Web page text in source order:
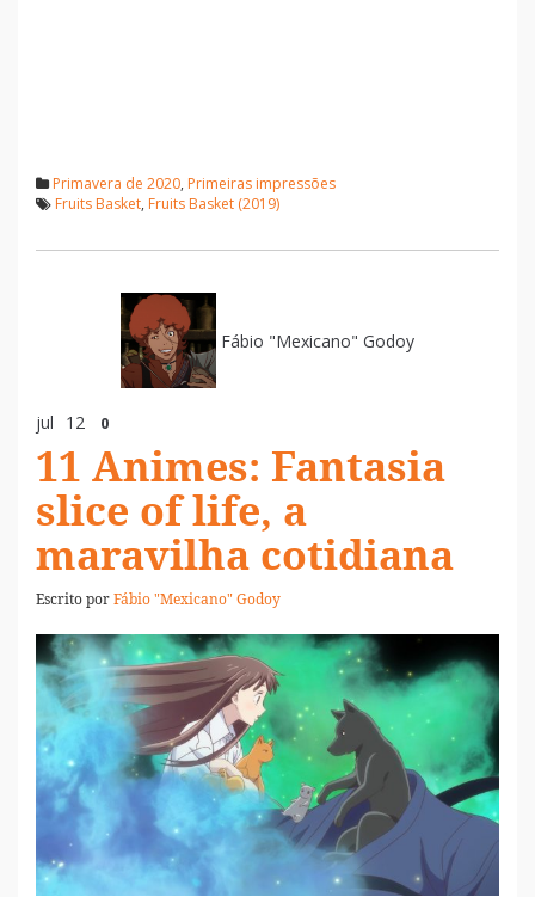
Primavera de 2020, Primeiras impressões
Fruits Basket, Fruits Basket (2019)
Fábio "Mexicano" Godoy
jul 12 0
11 Animes: Fantasia
slice of life, a
maravilha cotidiana
Escrito porFábio "Mexicano" Godoy